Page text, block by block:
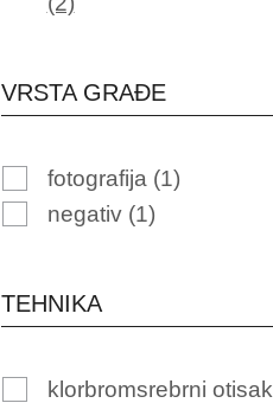
VRSTA GRAĐE
fotografija (1)
negativ (1)
TEHNIKA
klorbromsrebrni otisak